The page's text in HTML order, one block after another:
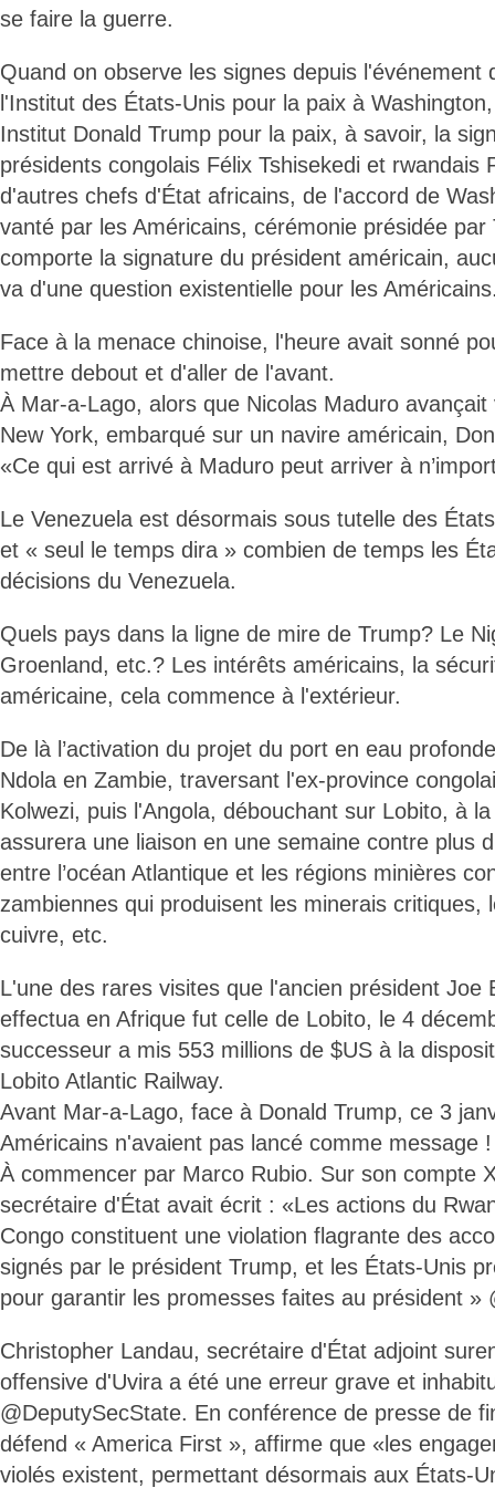
se faire la guerre.
Quand on observe les signes depuis l'événement
l'Institut des États-Unis pour la paix à
Institut Donald Trump pour la paix, à savoir, la
présidents congolais Félix Tshisekedi et rwandais
d'autres chefs d'État africains, de l'accord de
vanté par les Américains, cérémonie présidée par
comporte la signature du président américain,
va d'une question existentielle pour les
Face à la menace chinoise, l'heure avait sonné
mettre debout et d'aller de l'avant.
À Mar-a-Lago, alors que Nicolas Maduro
New York, embarqué sur un navire américain,
«Ce qui est arrivé à Maduro peut arriver à
Le Venezuela est désormais sous tutelle des
et « seul le temps dira » combien de temps les
décisions du Venezuela.
Quels pays dans la ligne de mire de Trump? Le
Groenland, etc.? Les intérêts américains, la
américaine, cela commence à l'extérieur.
De là l’activation du projet du port en eau
Ndola en Zambie, traversant l'ex-province
Kolwezi, puis l'Angola, débouchant sur Lobito, à
assurera une liaison en une semaine contre plus
entre l’océan Atlantique et les régions minières
zambiennes qui produisent les minerais critiques,
cuivre, etc.
L'une des rares visites que l'ancien président Joe
effectua en Afrique fut celle de Lobito, le 4
successeur a mis 553 millions de $US à la
Lobito Atlantic Railway.
Avant Mar-a-Lago, face à Donald Trump, ce 3
Américains n'avaient pas lancé comme message !
À commencer par Marco Rubio. Sur son compte
secrétaire d'État avait écrit : «Les actions du
Congo constituent une violation flagrante des
signés par le président Trump, et les États-Unis
pour garantir les promesses faites au président »
Christopher Landau, secrétaire d'État adjoint
offensive d'Uvira a été une erreur grave et
@DeputySecState. En conférence de presse de
défend « America First », affirme que «les
violés existent, permettant désormais aux États-